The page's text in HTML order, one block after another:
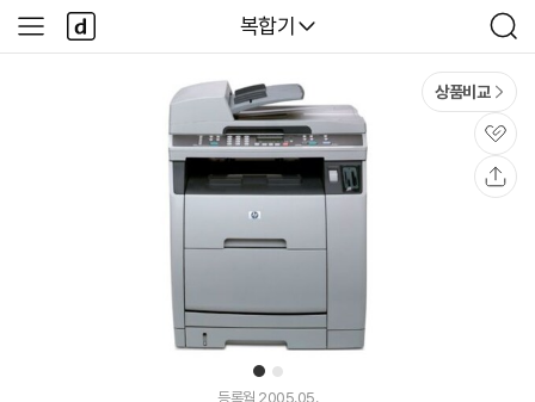
다나와
복합기
검
색
사
이
다
나
와
1 2
상품비교
관
심
등록월 2005.05.